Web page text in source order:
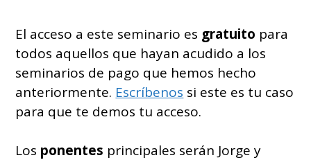
El acceso a este seminario es gratuito para
todos aquellos que hayan acudido a los
seminarios de pago que hemos hecho
anteriormente. Escríbenos si este es tu caso
para que te demos tu acceso.
Los ponentes principales serán Jorge y